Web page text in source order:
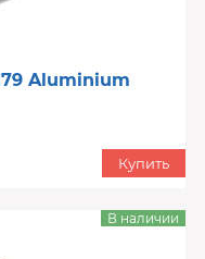
Aluminium
Купить
В наличии